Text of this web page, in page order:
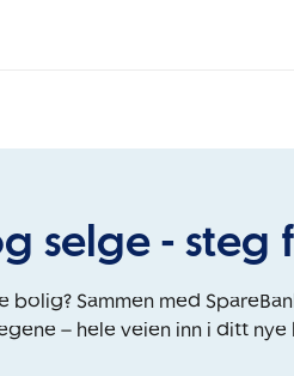
selge - steg
bolig? Sammen med
– hele veien inn i ditt nye